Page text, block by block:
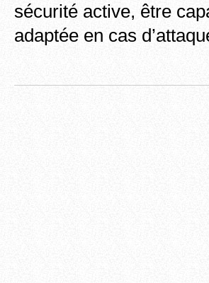
sécurité active, être
adaptée en cas